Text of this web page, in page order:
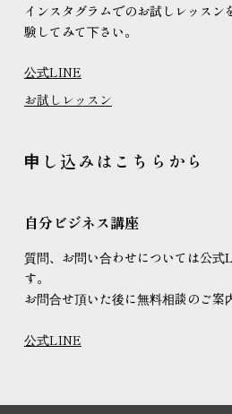
インスタグラムでのお試しレッスン
験してみて下さい。
公式LINE
お試しレッスン
申し込みはこちらから
自分ビジネス講座
質問、お問い合わせについては公式
す。
お問合せ頂いた後に無料相談のご案
公式LINE